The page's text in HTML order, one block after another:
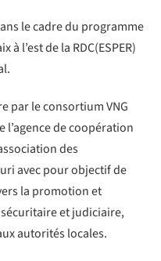
le cadre du programme
l’est de la RDC(ESPER)
par le consortium VNG
de coopération
des
avec pour objectif de
la promotion et
et judiciaire,
autorités locales.